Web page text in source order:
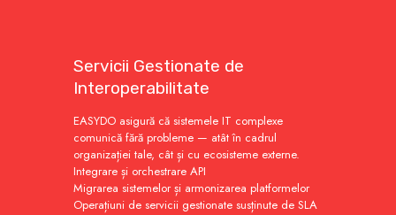
Servicii Gestionate de
Interoperabilitate
EASYDO asigură că sistemele IT complexe
comunică fără probleme — atât în cadrul
organizației tale, cât și cu ecosisteme externe.
Integrare și orchestrare API
Migrarea sistemelor și armonizarea platformelor
Operațiuni de servicii gestionate susținute de SLA